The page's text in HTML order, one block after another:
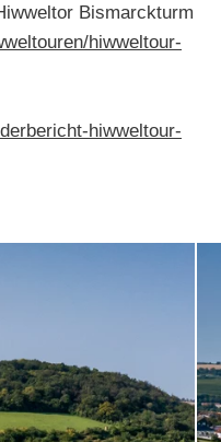
Bismarckturm
hiwweltour-
hiwweltour-